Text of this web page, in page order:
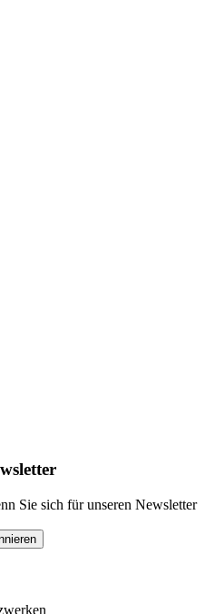
Sie sich für unseren Newsletter